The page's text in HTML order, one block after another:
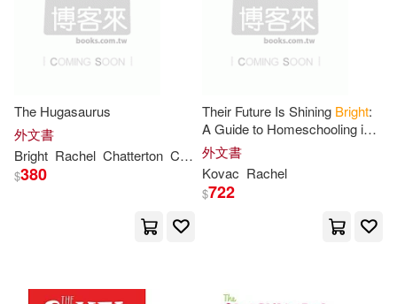
The Hugasaurus
外文書
Bright Rachel Chatterton Chris
$380
Their Future Is Shining Bright:
A Guide to Homeschooling in
High School -- And Equipping
Your Child for Success and
外文書
Kovac Rachel
$722